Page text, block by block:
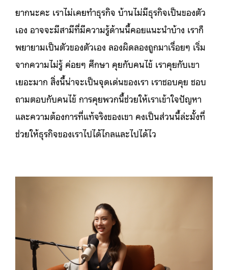
ยากนะคะ เราไม่เคยทำธุรกิจ บ้านไม่มีธุรกิจเป็นของตัว
เอง อาจจะมีสามีที่มีความรู้ด้านนี้คอยแนะนำบ้าง เราก็
พยายามเป็นตัวของตัวเอง ลองผิดลองถูกมาเรื่อยๆ เริ่ม
จากความไม่รู้ ค่อยๆ ศึกษา คุยกับคนไข้ เราคุยกับเขา
เยอะมาก สิ่งนี้น่าจะเป็นจุดเด่นของเรา เราชอบคุย ชอบ
ถามตอบกับคนไข้ การคุยพวกนี้ช่วยให้เราเข้าใจปัญหา
และความต้องการที่แท้จริงของเขา คงเป็นส่วนนี้ล่ะมั้งที่
ช่วยให้ธุรกิจของเราไปได้ไกลและไปได้ไว